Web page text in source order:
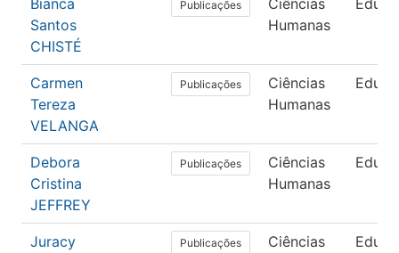
Bianca
Santos
CHISTÉ
Publicações
Ciências
Humanas
Carmen
Tereza
VELANGA
Publicações
Ciências
Humanas
Debora
Cristina
JEFFREY
Publicações
Ciências
Humanas
Juracy
Publicações
Ciências